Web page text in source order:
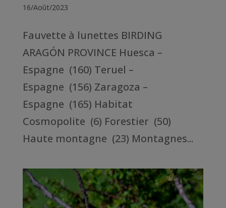
16/Août/2023
Fauvette à lunettes BIRDING
ARAGÓN PROVINCE Huesca –
Espagne (160) Teruel –
Espagne (156) Zaragoza –
Espagne (165) Habitat
Cosmopolite (6) Forestier (50)
Haute montagne (23) Montagnes...